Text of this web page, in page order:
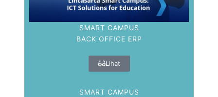
SMART CAMPUS
BACK OFFICE ERP
Lihat
SMART CAMPUS